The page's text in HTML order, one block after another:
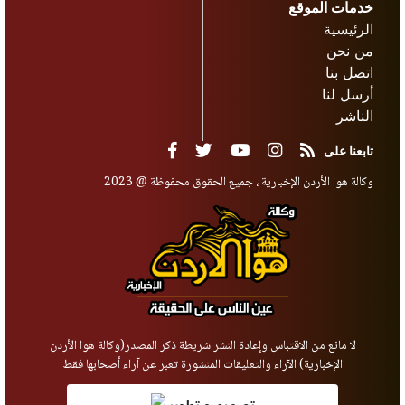
خدمات الموقع
الرئيسية
من نحن
اتصل بنا
أرسل لنا
الناشر
تابعنا على
وكالة هوا الأردن الإخبارية ، جميع الحقوق محفوظة @ 2023
لا مانع من الاقتباس وإعادة النشر شريطة ذكر المصدر(وكالة هوا الأردن
الإخبارية) الآراء والتعليقات المنشورة تعبر عن آراء أصحابها فقط